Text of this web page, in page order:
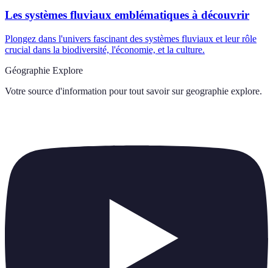
Les systèmes fluviaux emblématiques à découvrir
Plongez dans l'univers fascinant des systèmes fluviaux et leur rôle
crucial dans la biodiversité, l'économie, et la culture.
Géographie Explore
Votre source d'information pour tout savoir sur geographie explore.